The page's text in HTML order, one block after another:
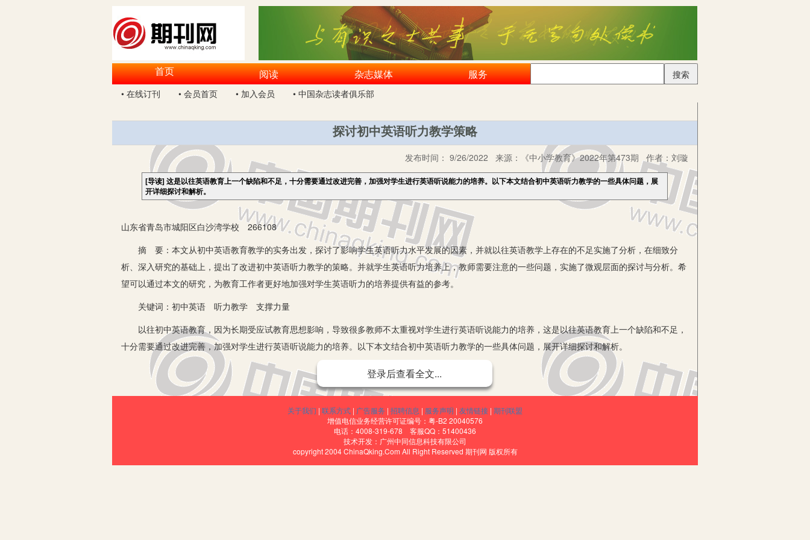
首页 阅读 杂志媒体 服务
搜索
• 在线订刊
• 会员首页 • 加入会员 • 中国杂志读者俱乐部
探讨初中英语听力教学策略
发布时间： 9/26/2022 来源： 《中小学教育》2022年第473期 作者： 刘璇
[导读]这是以往英语教育上一个缺陷和不足，十分需要通过改进完善，加强对学生进行英语听说能力的培养。以下本文结合初中英语听力教学的一些具体问题，展
开详细探讨和解析。
山东省青岛市城阳区白沙湾学校 266108
摘 要：本文从初中英语教育教学的实务出发，探讨了影响学生英语听力水平发展的因素，并就以往英语教学上存在的不足实施了分析，在细致分
析、深入研究的基础上，提出了改进初中英语听力教学的策略。并就学生英语听力培养上，教师需要注意的一些问题，实施了微观层面的探讨与分析。希
望可以通过本文的研究，为教育工作者更好地加强对学生英语听力的培养提供有益的参考。
关键词：初中英语 听力教学 支撑力量
以往初中英语教育，因为长期受应试教育思想影响，导致很多教师不太重视对学生进行英语听说能力的培养，这是以往英语教育上一个缺陷和不足，
十分需要通过改进完善，加强对学生进行英语听说能力的培养。以下本文结合初中英语听力教学的一些具体问题，展开详细探讨和解析。
一、以兴趣诱导激发学生听力学习动力
通过观察以往初中英语的教学模式可以发现，多数教师使用的都是自上而下，向学生灌输英语知识的教学模式，而因为很多中学受器材条件的限制，
并无法考核学生在听力学习上的成绩，因而导致学生在英语学习上，只关注与能够影响考试成绩的书面能力，而对英语听力的发展根本不重视。针对这样
的情况，教师一定要注意，从英语学习的兴趣入手，激发培养学生主动学习听力，学好听力的内在动力，让学生在兴趣的驱使下主动投入英语听力的学习
和训练，这样，学生才能用心学习听力，训练自身的听力水平，从而获得英语听力的有效发展和提高。这要求教师要注意把英语听力教育，跟趣味性的语
言应用训练结合起来，让学生自然地想要通过提升自身听力水平完成训练任务，这样，学生才能有学好听力的强烈意愿。如教师可以在听力教学上，引入
登录后查看全文...
关于我们 | 联系方式 | 广告服务 | 招聘信息 | 服务声明 | 友情链接 | 期刊联盟
增值电信业务经营许可证编号：粤-B2 20040576
电话：4008-319-678 客服QQ：51400436
技术开发：广州中同信息科技有限公司
copyright 2004 ChinaQking.Com All Right Reserved 期刊网 版权所有